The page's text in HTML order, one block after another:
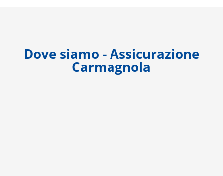
Dove siamo - Assicurazione
Carmagnola